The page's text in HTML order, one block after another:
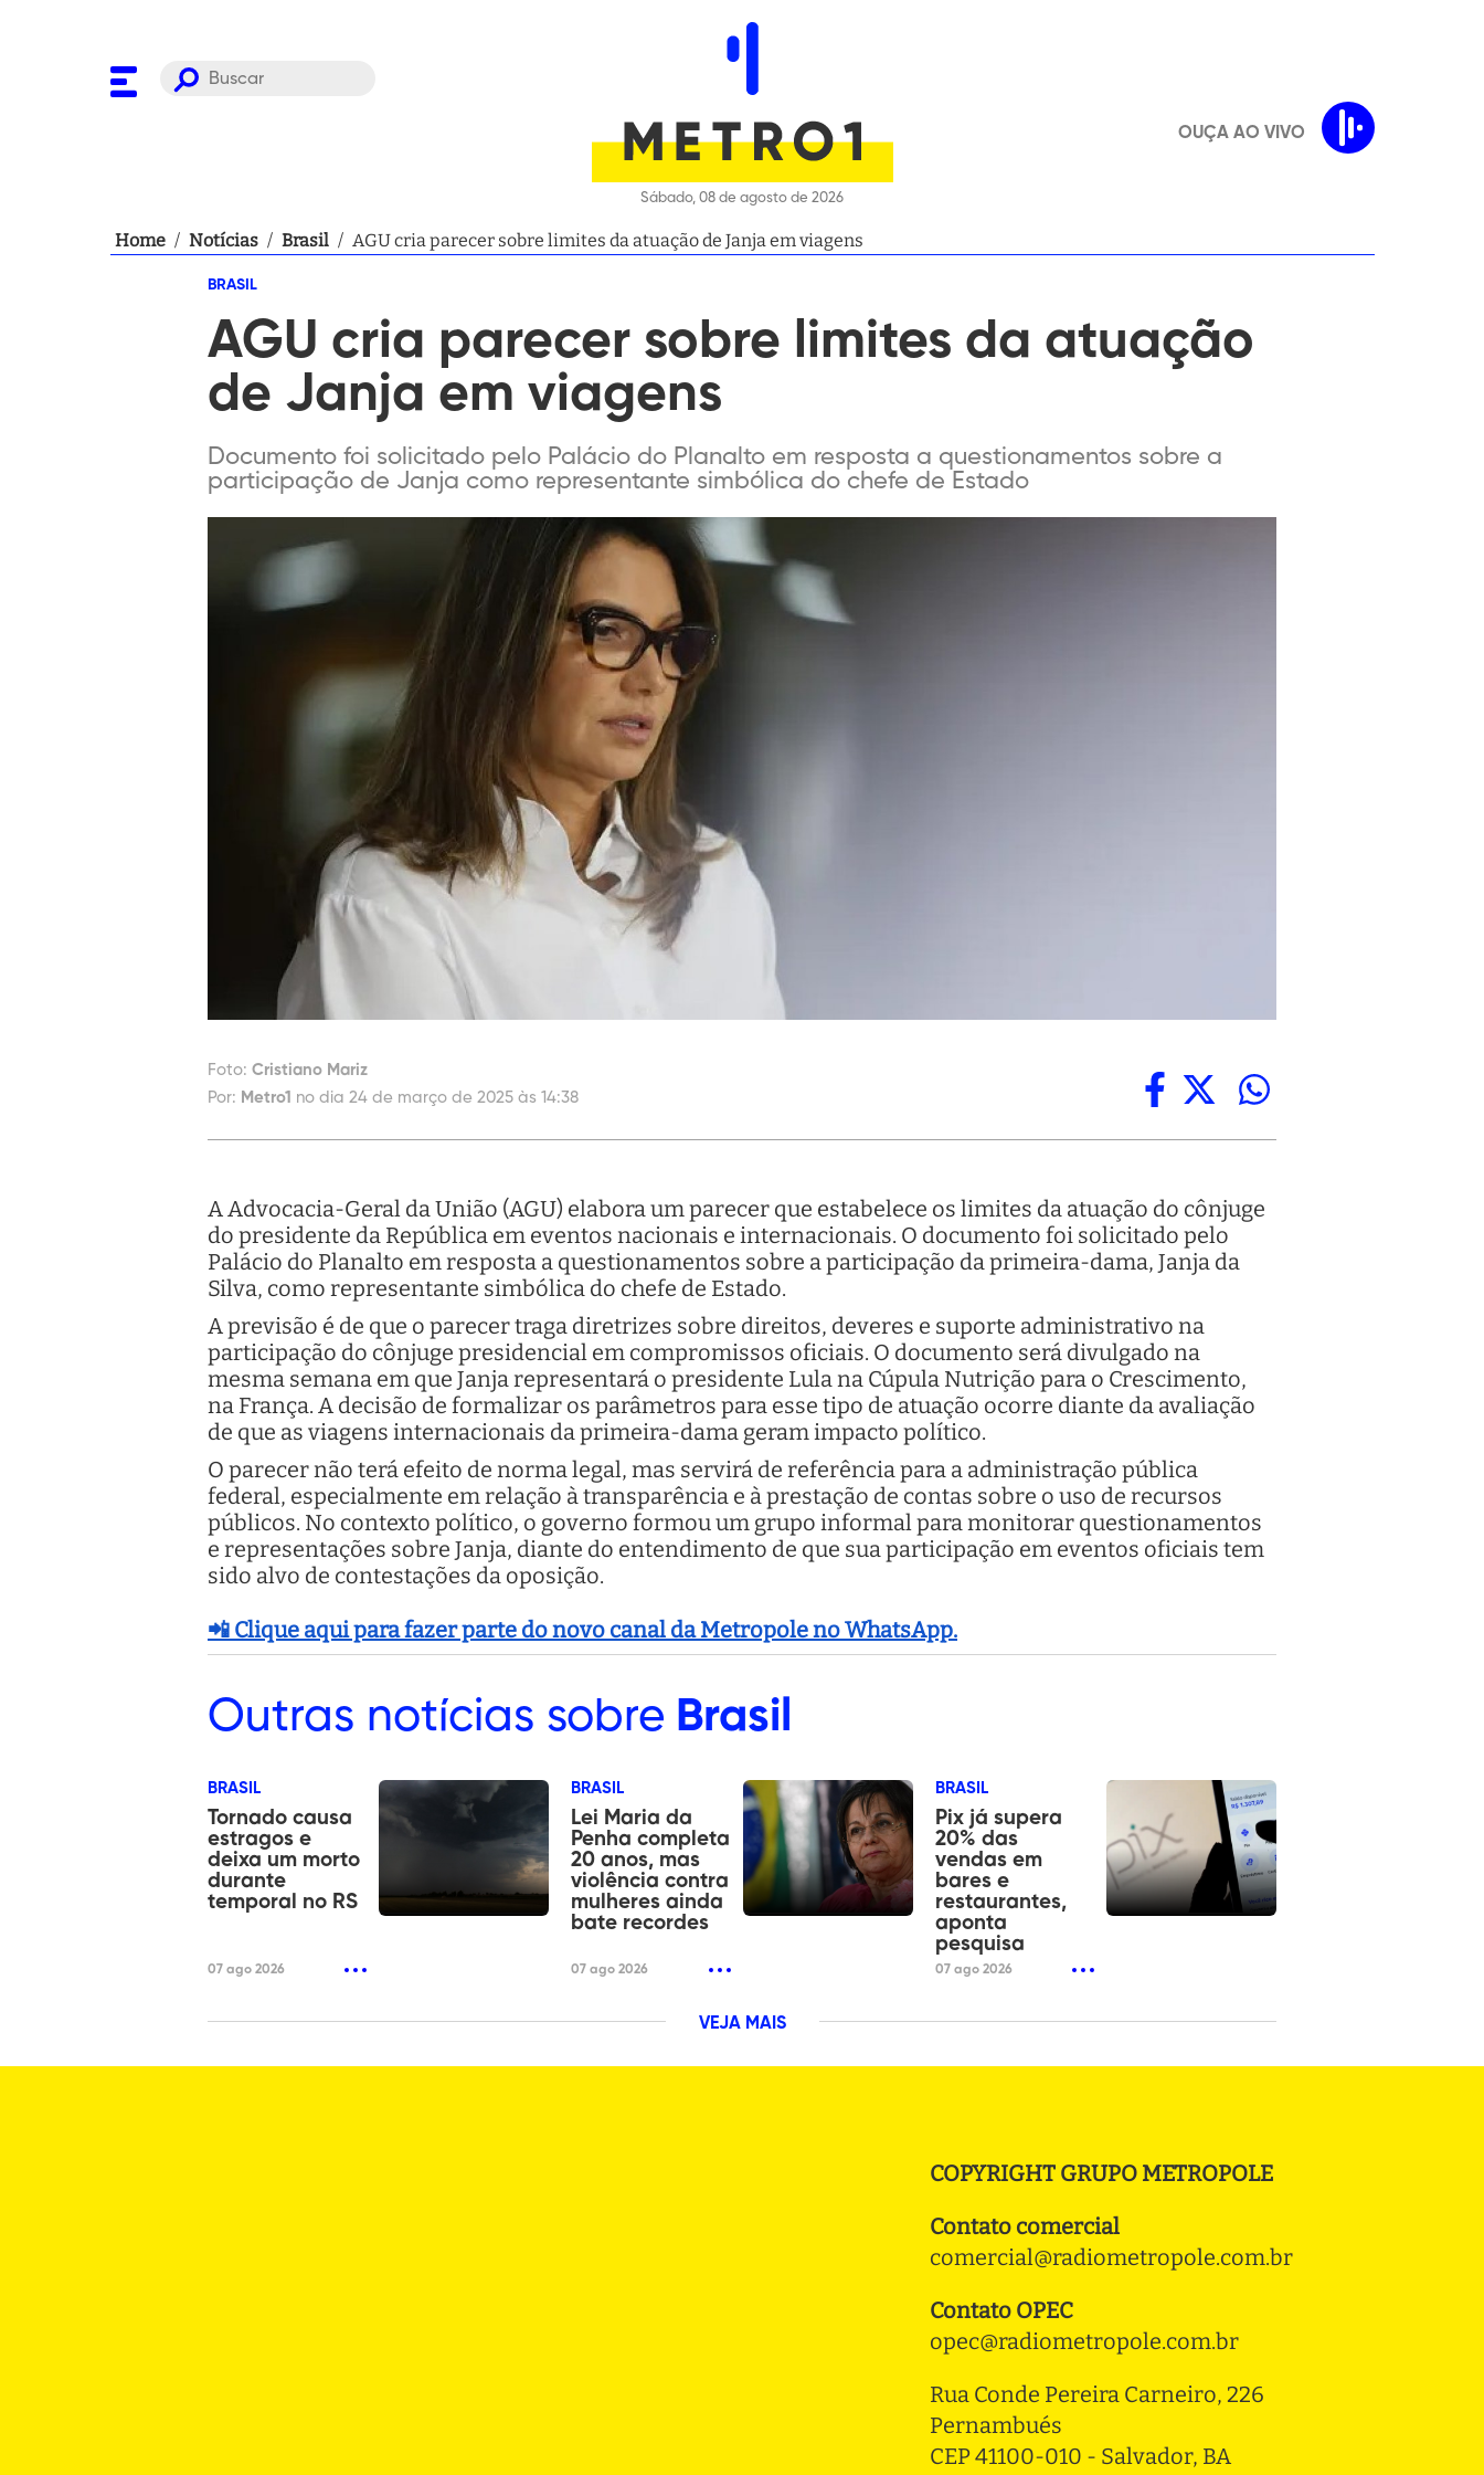
Sábado, 08 de agosto de 2026
OUÇA AO VIVO
Home / Notícias / Brasil / AGU cria parecer sobre limites da atuação de Janja em viagens
BRASIL
AGU cria parecer sobre limites da atuação
de Janja em viagens
Documento foi solicitado pelo Palácio do Planalto em resposta a questionamentos sobre a
participação de Janja como representante simbólica do chefe de Estado
Foto: Cristiano Mariz
Por: Metro1 no dia 24 de março de 2025 às 14:38
A Advocacia-Geral da União (AGU) elabora um parecer que estabelece os limites da atuação do cônjuge
do presidente da República em eventos nacionais e internacionais. O documento foi solicitado pelo
Palácio do Planalto em resposta a questionamentos sobre a participação da primeira-dama, Janja da
Silva, como representante simbólica do chefe de Estado.
A previsão é de que o parecer traga diretrizes sobre direitos, deveres e suporte administrativo na
participação do cônjuge presidencial em compromissos oficiais. O documento será divulgado na
mesma semana em que Janja representará o presidente Lula na Cúpula Nutrição para o Crescimento,
na França. A decisão de formalizar os parâmetros para esse tipo de atuação ocorre diante da avaliação
de que as viagens internacionais da primeira-dama geram impacto político.
O parecer não terá efeito de norma legal, mas servirá de referência para a administração pública
federal, especialmente em relação à transparência e à prestação de contas sobre o uso de recursos
públicos. No contexto político, o governo formou um grupo informal para monitorar questionamentos
e representações sobre Janja, diante do entendimento de que sua participação em eventos oficiais tem
sido alvo de contestações da oposição.
📲 Clique aqui para fazer parte do novo canal da Metropole no WhatsApp.
Outras notícias sobre Brasil
BRASIL
Tornado causa
estragos e
deixa um morto
durante
temporal no RS
07 ago 2026
BRASIL
Lei Maria da
Penha completa
20 anos, mas
violência contra
mulheres ainda
bate recordes
07 ago 2026
BRASIL
Pix já supera
20% das
vendas em
bares e
restaurantes,
aponta
pesquisa
07 ago 2026
VEJA MAIS
COPYRIGHT GRUPO METROPOLE
Contato comercial
comercial@radiometropole.com.br
Contato OPEC
opec@radiometropole.com.br
Rua Conde Pereira Carneiro, 226
Pernambués
CEP 41100-010 - Salvador, BA